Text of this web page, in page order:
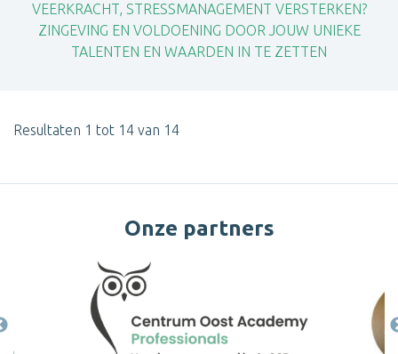
VEERKRACHT, STRESSMANAGEMENT VERSTERKEN?
ZINGEVING EN VOLDOENING DOOR JOUW UNIEKE
TALENTEN EN WAARDEN IN TE ZETTEN
Resultaten 1 tot 14 van 14
Onze partners